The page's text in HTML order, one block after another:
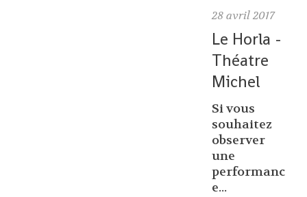
28 avril 2017
Le Horla -
Théatre
Michel
Si vous
souhaitez
observer
une
performanc
e...